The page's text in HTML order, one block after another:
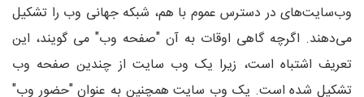
وب‌سایت‌های در دسترس عموم با هم، شبکه جهانی وب را تشکیل
می‌دهند. اگرچه گاهی اوقات به آن "صفحه وب" می گویند، این
تعریف اشتباه است، زیرا یک وب سایت از چندین صفحه وب
تشکیل شده است. یک وب سایت همچنین به عنوان "حضور وب"